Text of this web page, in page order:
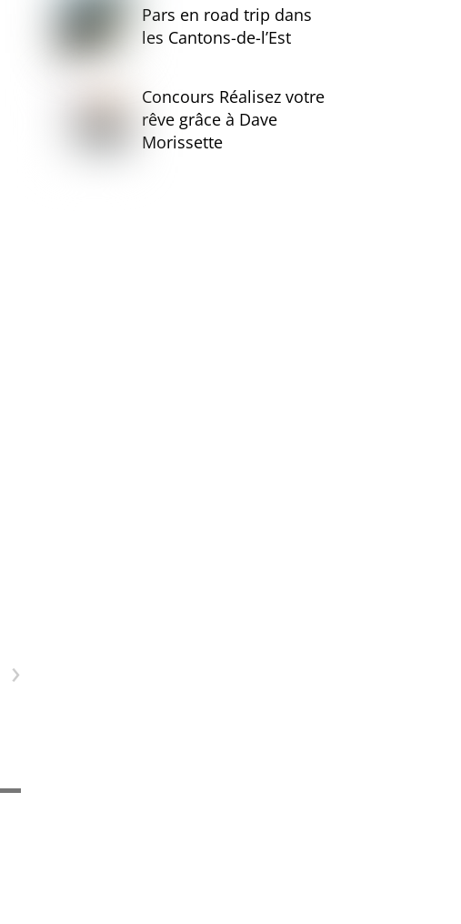
›
Pars en road trip dans
les Cantons-de-l’Est
Concours Réalisez votre
rêve grâce à Dave
Morissette